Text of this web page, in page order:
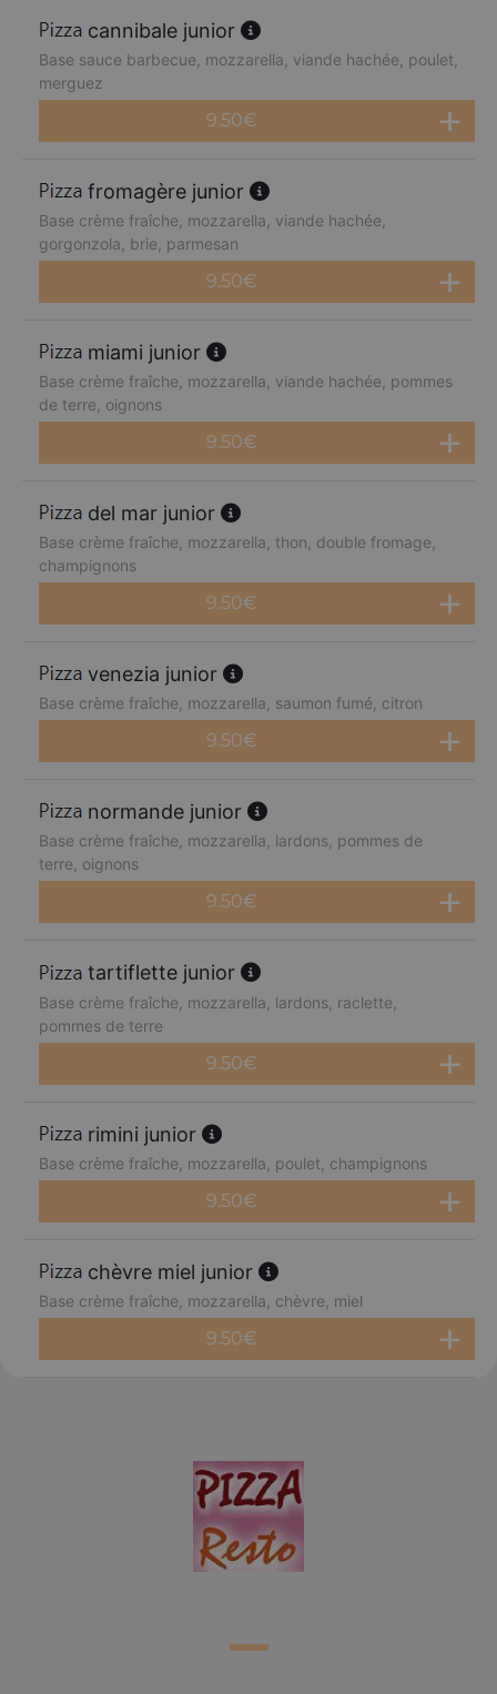
cannibale junior
Base sauce barbecue, mozzarella, viande hachée, poulet,
merguez
9.50€
fromagère junior
Base crème fraîche, mozzarella, viande hachée,
gorgonzola, brie, parmesan
9.50€
miami junior
Base crème fraîche, mozzarella, viande hachée, pommes
de terre, oignons
9.50€
del mar junior
Base crème fraîche, mozzarella, thon, double fromage,
champignons
9.50€
venezia junior
Base crème fraîche, mozzarella, saumon fumé, citron
9.50€
normande junior
Base crème fraîche, mozzarella, lardons, pommes de
terre, oignons
9.50€
tartiflette junior
Base crème fraîche, mozzarella, lardons, raclette,
pommes de terre
9.50€
rimini junior
Base crème fraîche, mozzarella, poulet, champignons
9.50€
chèvre miel junior
Base crème fraîche, mozzarella, chèvre, miel
9.50€